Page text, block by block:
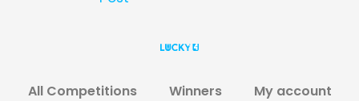
All Competitions Winners
My account